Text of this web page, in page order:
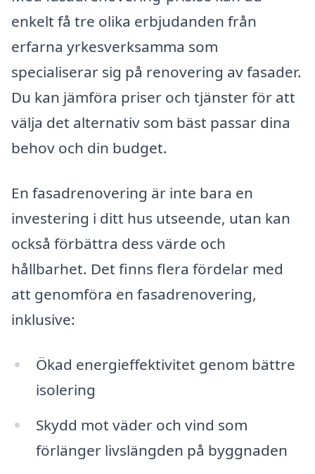
enkelt få tre olika erbjudanden från
erfarna yrkesverksamma som
specialiserar sig på renovering av fasader.
Du kan jämföra priser och tjänster för att
välja det alternativ som bäst passar dina
behov och din budget.
En fasadrenovering är inte bara en
investering i ditt hus utseende, utan kan
också förbättra dess värde och
hållbarhet. Det finns flera fördelar med
att genomföra en fasadrenovering,
inklusive:
Ökad energieffektivitet genom bättre
isolering
Skydd mot väder och vind som
förlänger livslängden på byggnaden